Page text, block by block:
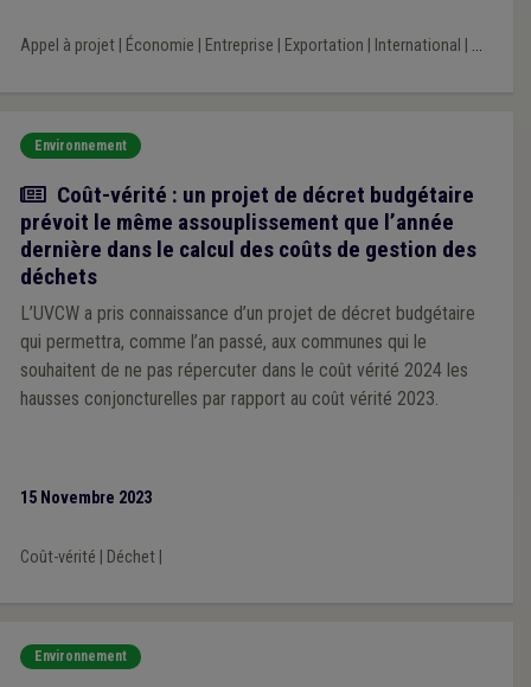
Appel à projet| Économie Entreprise Exportation International ...
Environnement
Actualité
Coût-vérité : un projet de décret budgétaire
prévoit le même assouplissement que l’année
dernière dans le calcul des coûts de gestion des
déchets
L’UVCW a pris connaissance d’un projet de décret budgétaire
qui permettra, comme l’an passé, aux communes qui le
souhaitent de ne pas répercuter dans le coût vérité 2024 les
hausses conjoncturelles par rapport au coût vérité 2023.
15 Novembre 2023
Coût-vérité Déchet|
Environnement